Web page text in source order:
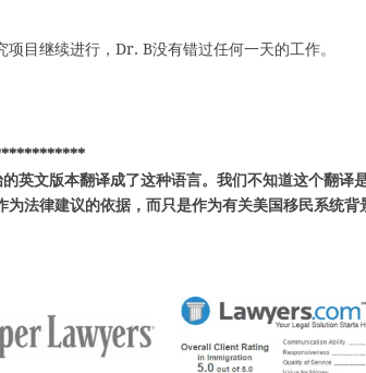
目继续进行，Dr. B没有错过任何一天的工作。
英文版本翻译成了这种语言。我们不知道这个翻译
法律建议的依据，而只是作为有关美国移民系统背